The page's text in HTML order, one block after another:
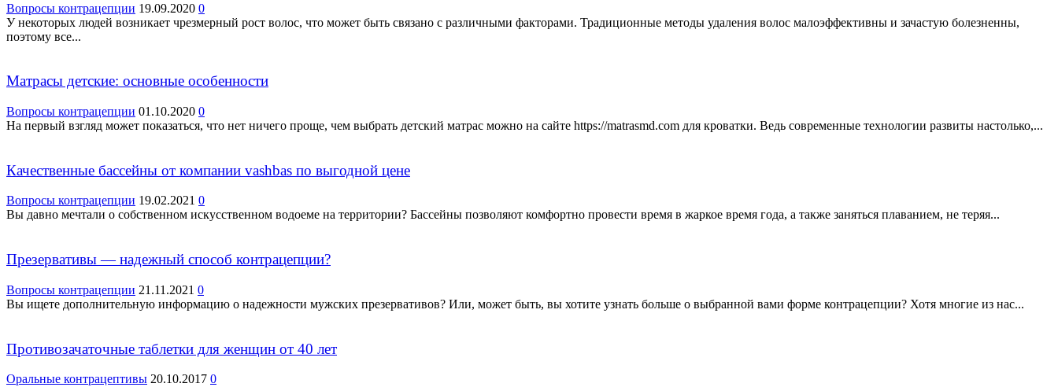
Вопросы контрацепции 19.09.2020 0
У некоторых людей возникает чрезмерный рост волос, что может быть связано с различными факторами. Традиционные методы удаления волос малоэффективны и зачастую болезненны,
поэтому все...
Матрасы детские: основные особенности
Вопросы контрацепции 01.10.2020 0
На первый взгляд может показаться, что нет ничего проще, чем выбрать детский матрас можно на сайте https://matrasmd.com для кроватки. Ведь современные технологии развиты настолько,...
Качественные бассейны от компании vashbas по выгодной цене
Вопросы контрацепции 19.02.2021 0
Вы давно мечтали о собственном искусственном водоеме на территории? Бассейны позволяют комфортно провести время в жаркое время года, а также заняться плаванием, не теряя...
Презервативы — надежный способ контрацепции?
Вопросы контрацепции 21.11.2021 0
Вы ищете дополнительную информацию о надежности мужских презервативов? Или, может быть, вы хотите узнать больше о выбранной вами форме контрацепции? Хотя многие из нас...
Противозачаточные таблетки для женщин от 40 лет
Оральные контрацептивы 20.10.2017 0